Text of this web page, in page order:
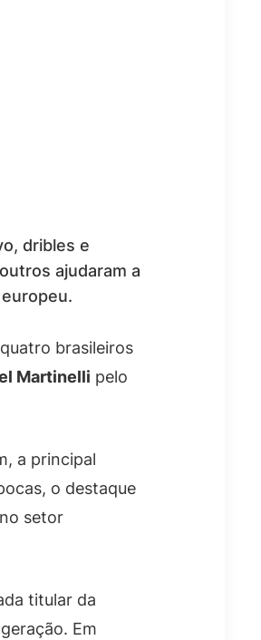
dribles e
ajudaram a
brasileiros
Martinelli pelo
a principal
o destaque
setor
titular da
Em